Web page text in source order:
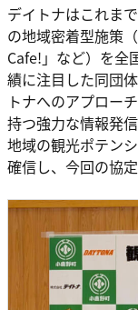
デイトナはこれま
の地域密着型施策
Cafe!」など）を全
績に注目した同団
トナへのアプロー
持つ強力な情報発
地域の観光ポテン
確信し、今回の協